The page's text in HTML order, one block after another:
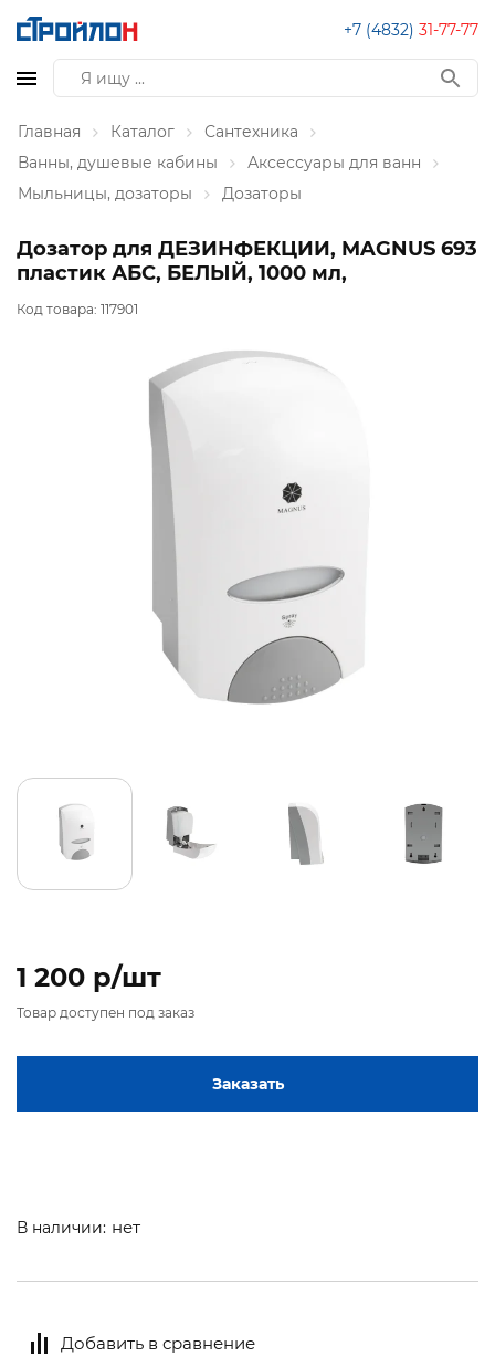
+7 (4832) 31-77-77
Главная Каталог
Сантехника
Ванны, душевые кабины
Аксессуары для ванн
Мыльницы, дозаторы
Дозаторы
Дозатор для ДЕЗИНФЕКЦИИ, MAGNUS 693
пластик АБС, БЕЛЫЙ, 1000 мл,
Код товара: 117901
1 200 p/шт
Товар доступен под заказ
Заказать
В наличии: нет
Добавить в сравнение